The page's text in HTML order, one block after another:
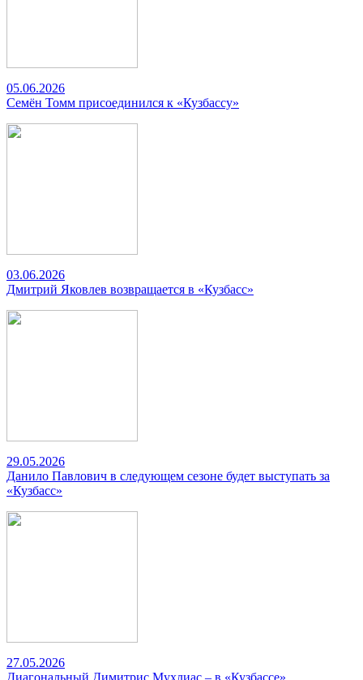
05.06.2026
Семён Томм присоединился к «Кузбассу»
03.06.2026
Дмитрий Яковлев возвращается в «Кузбасс»
29.05.2026
Данило Павлович в следующем сезоне будет выступать за
«Кузбасс»
27.05.2026
Диагональный Димитрис Мухлиас – в «Кузбассе»